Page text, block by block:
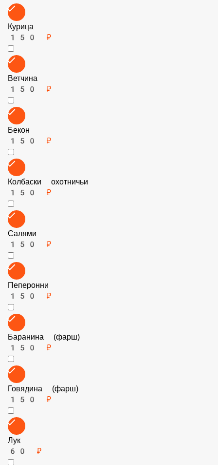
150 ₽
Курица
150 ₽
Ветчина
150 ₽
Бекон
150 ₽
Колбаски охотничьи
Салями
150 ₽
Пеперонни
150 ₽
Баранина (фарш)
150 ₽